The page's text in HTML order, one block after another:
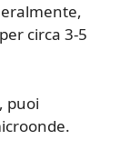
circa 3-5
puoi